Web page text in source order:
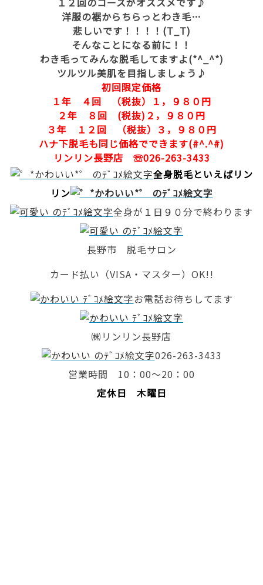
洋服の裾からちらっとわき毛…
悲しいです！！！！(T_T)
そんなことになる前に！！
わき毛ってみんな脱毛してますよ(*^_^*)
ツルツル美肌を目指しましょう♪
初回限定価格
１年 ４回 （税抜）１，９８０円
２年 ８回 (税抜)２，９８０円
３年 １２回 （税抜）３，９８０円
ハナ下脱毛も同じ価格でできます(#^.^#)
リンリン長野店 ☏026-263-3433
全身脱毛といえばリン
リン
全身が１日９０分で終わります
長野市 脱毛サロン
カード払い（VISA・マスター）OK!!
お電話お待ちしてます
㈱リンリン長野店
026-263-3433
営業時間 10：00～20：00
定休日 木曜日